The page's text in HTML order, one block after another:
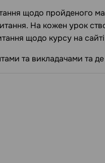
щодо пройденого
На кожен урок
щодо курсу на сайті
та викладачами та